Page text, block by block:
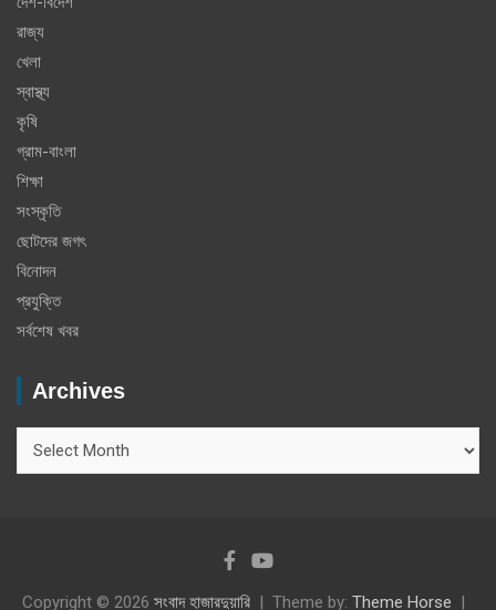
রাজ্য
খেলা
স্বাস্থ্য
কৃষি
গ্রাম-বাংলা
শিক্ষা
সংস্কৃতি
ছোটদের জগৎ
বিনোদন
প্রযুক্তি
সর্বশেষ খবর
Archives
Copyright © 2026 সংবাদ হাজারদুয়ারি Theme by: Theme Horse